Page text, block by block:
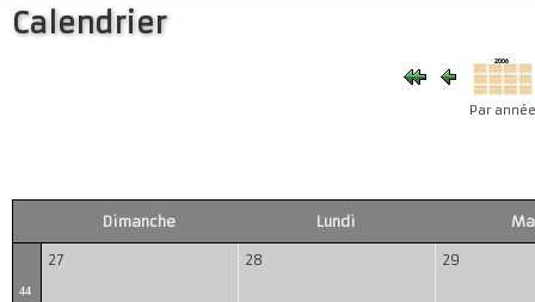
Calendrier
Par année
Dimanche Lundi
44
27 28 29